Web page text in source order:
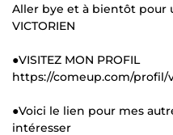
Aller bye et à bientôt pour
VICTORIEN
●VISITEZ MON PROFIL
https://comeup.com/profil/
●Voici le lien pour mes
intéresser